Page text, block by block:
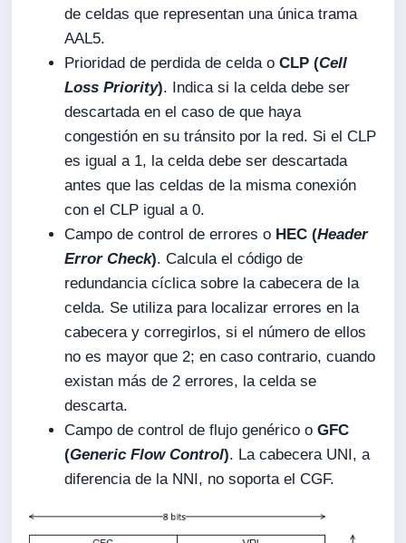
de celdas que representan una única trama
AAL5.
Prioridad de perdida de celda oCLP (Cell
Loss Priority). Indica si la celda debe ser
descartada en el caso de que haya
congestión en su tránsito por la red. Si el CLP
es igual a 1, la celda debe ser descartada
antes que las celdas de la misma conexión
con el CLP igual a 0.
Campo de control de errores o HEC (Header
Error Check). Calcula el código de
redundancia cíclica sobre la cabecera de la
celda. Se utiliza para localizar errores en la
cabecera y corregirlos, si el número de ellos
no es mayor que 2; en caso contrario, cuando
existan más de 2 errores, la celda se
descarta.
Campo de control de flujo genérico oGFC
(Generic Flow Control). La cabecera UNI, a
diferencia de la NNI, no soporta el CGF.